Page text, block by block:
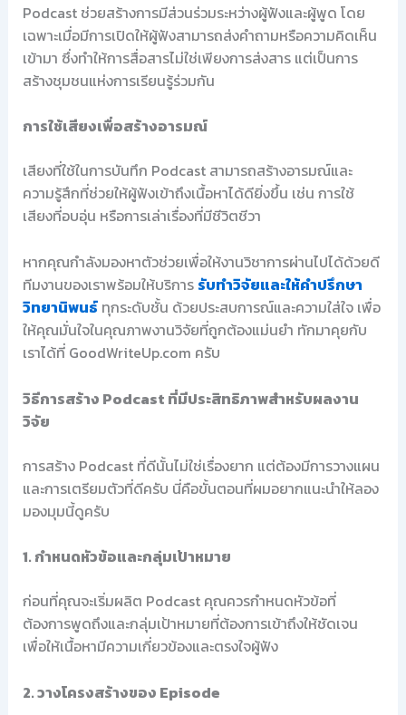
Podcast ช่วยสร้างการมีส่วนร่วมระหว่างผู้ฟังและผู้พูด โดย
เฉพาะเมื่อมีการเปิดให้ผู้ฟังสามารถส่งคำถามหรือความคิดเห็น
เข้ามา ซึ่งทำให้การสื่อสารไม่ใช่เพียงการส่งสาร แต่เป็นการ
สร้างชุมชนแห่งการเรียนรู้ร่วมกัน
การใช้เสียงเพื่อสร้างอารมณ์
เสียงที่ใช้ในการบันทึก Podcast สามารถสร้างอารมณ์และ
ความรู้สึกที่ช่วยให้ผู้ฟังเข้าถึงเนื้อหาได้ดียิ่งขึ้น เช่น การใช้
เสียงที่อบอุ่น หรือการเล่าเรื่องที่มีชีวิตชีวา
หากคุณกำลังมองหาตัวช่วยเพื่อให้งานวิชาการผ่านไปได้ด้วยดี
ทีมงานของเราพร้อมให้บริการ รับทำวิจัยและให้คำปรึกษา
วิทยานิพนธ์ทุกระดับชั้น ด้วยประสบการณ์และความใส่ใจ เพื่อ
ให้คุณมั่นใจในคุณภาพงานวิจัยที่ถูกต้องแม่นยำ ทักมาคุยกับ
เราได้ที่ GoodWriteUp.com ครับ
วิธีการสร้าง Podcast ที่มีประสิทธิภาพสำหรับผลงาน
วิจัย
การสร้าง Podcast ที่ดีนั้นไม่ใช่เรื่องยาก แต่ต้องมีการวางแผน
และการเตรียมตัวที่ดีครับ นี่คือขั้นตอนที่ผมอยากแนะนำให้ลอง
มองมุมนี้ดูครับ
1. กำหนดหัวข้อและกลุ่มเป้าหมาย
ก่อนที่คุณจะเริ่มผลิต Podcast คุณควรกำหนดหัวข้อที่
ต้องการพูดถึงและกลุ่มเป้าหมายที่ต้องการเข้าถึงให้ชัดเจน
เพื่อให้เนื้อหามีความเกี่ยวข้องและตรงใจผู้ฟัง
2. วางโครงสร้างของ Episode